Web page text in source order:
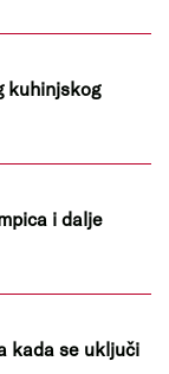
kuhinjskog
i dalje
kada se uključi